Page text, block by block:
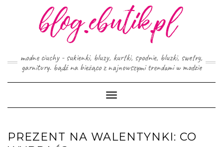
modne ciuchy - sukienki, bluzy, kurtki, spodnie, bluzki, swetry,
garnitury. bądź na bieżąco z najnowszymi trendami w modzie
Toggle
Navigation
PREZENT NA WALENTYNKI: CO